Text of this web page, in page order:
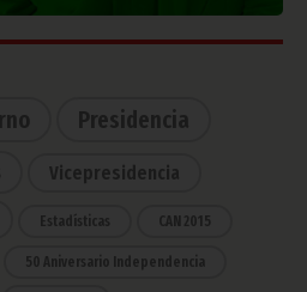
Presidencia
Vicepresidencia
Estadísticas CAN 2015
50 Aniversario Independencia